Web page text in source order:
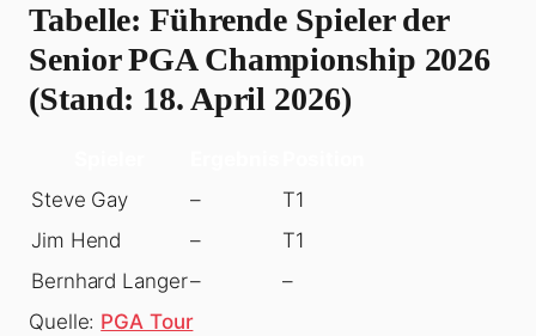
Tabelle: Führende Spieler der
Senior PGA Championship 2026
(Stand: 18. April 2026)
Steve Gay
–
T1
Jim Hend
–
T1
Bernhard Langer–
–
Quelle: PGA Tour